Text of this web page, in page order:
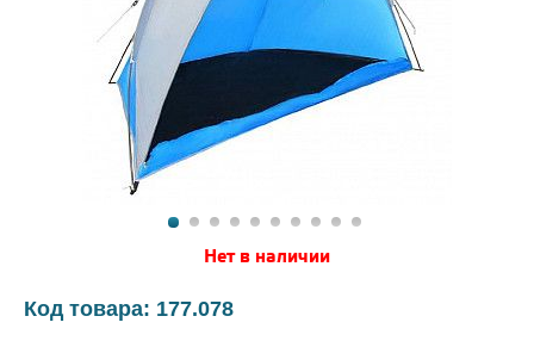
Нет в наличии
Код товара: 177.078